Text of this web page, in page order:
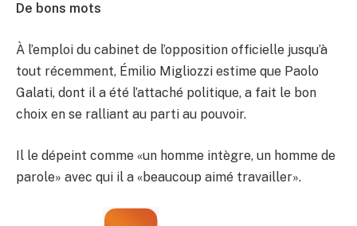
De bons mots
À l’emploi du cabinet de l’opposition officielle jusqu’à
tout récemment, Émilio Migliozzi estime que Paolo
Galati, dont il a été l’attaché politique, a fait le bon
choix en se ralliant au parti au pouvoir.
Il le dépeint comme «un homme intègre, un homme de
parole» avec qui il a «beaucoup aimé travailler».